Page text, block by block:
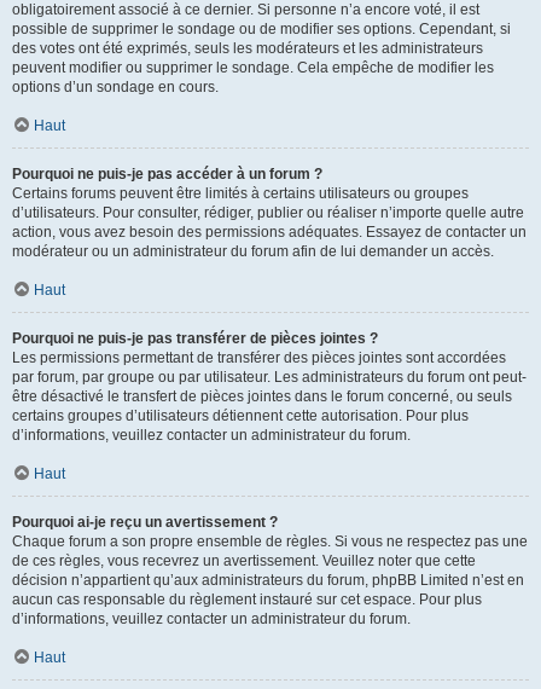
obligatoirement associé à ce dernier. Si personne n’a encore voté, il est
possible de supprimer le sondage ou de modifier ses options. Cependant, si
des votes ont été exprimés, seuls les modérateurs et les administrateurs
peuvent modifier ou supprimer le sondage. Cela empêche de modifier les
options d’un sondage en cours.
Haut
Pourquoi ne puis-je pas accéder à un forum ?
Certains forums peuvent être limités à certains utilisateurs ou groupes
d’utilisateurs. Pour consulter, rédiger, publier ou réaliser n’importe quelle autre
action, vous avez besoin des permissions adéquates. Essayez de contacter un
modérateur ou un administrateur du forum afin de lui demander un accès.
Haut
Pourquoi ne puis-je pas transférer de pièces jointes ?
Les permissions permettant de transférer des pièces jointes sont accordées
par forum, par groupe ou par utilisateur. Les administrateurs du forum ont peut-
être désactivé le transfert de pièces jointes dans le forum concerné, ou seuls
certains groupes d’utilisateurs détiennent cette autorisation. Pour plus
d’informations, veuillez contacter un administrateur du forum.
Haut
Pourquoi ai-je reçu un avertissement ?
Chaque forum a son propre ensemble de règles. Si vous ne respectez pas une
de ces règles, vous recevrez un avertissement. Veuillez noter que cette
décision n’appartient qu’aux administrateurs du forum, phpBB Limited n’est en
aucun cas responsable du règlement instauré sur cet espace. Pour plus
d’informations, veuillez contacter un administrateur du forum.
Haut